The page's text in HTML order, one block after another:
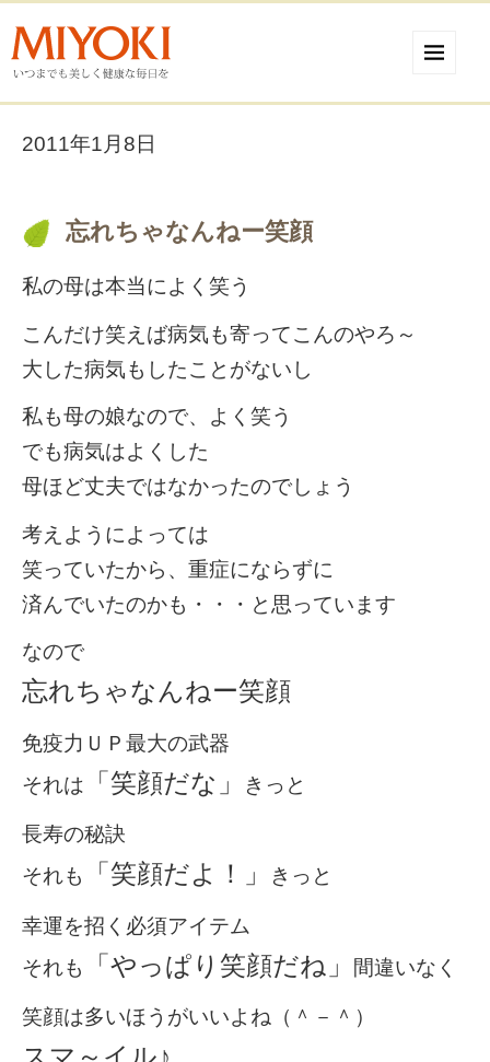
2011年1月8日
忘れちゃなんねー笑顔
私の母は本当によく笑う
こんだけ笑えば病気も寄ってこんのやろ～
大した病気もしたことがないし
私も母の娘なので、よく笑う
でも病気はよくした
母ほど丈夫ではなかったのでしょう
考えようによっては
笑っていたから、重症にならずに
済んでいたのかも・・・と思っています
なので
忘れちゃなんねー笑顔
免疫力ＵＰ最大の武器
それは
「笑顔だな」 きっと
長寿の秘訣
それも
「笑顔だよ！」 きっと
幸運を招く必須アイテム
それも
「やっぱり笑顔だね」 間違いなく
笑顔は多いほうがいいよね（＾－＾）
スマ～イル♪